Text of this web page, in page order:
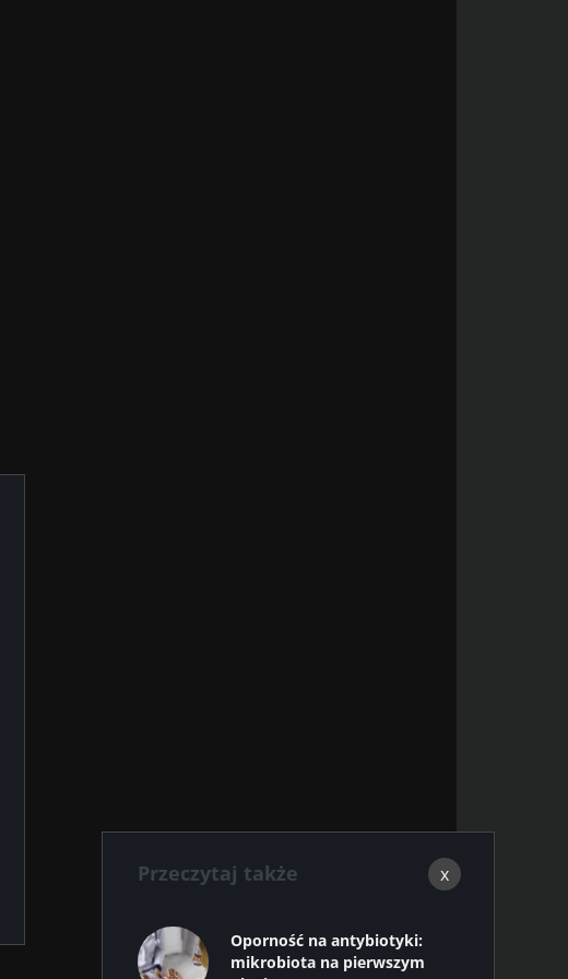
x
Przeczytaj także
Oporność na antybiotyki:
mikrobiota na pierwszym